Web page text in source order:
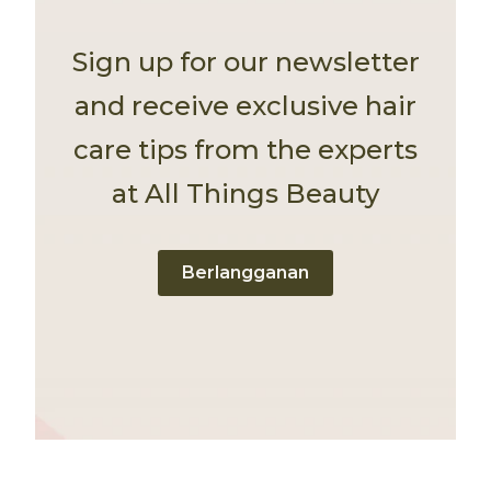
Sign up for our newsletter
and receive exclusive hair
care tips from the experts
at All Things Beauty
Berlangganan